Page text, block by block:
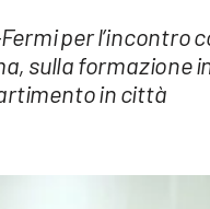
per l’incontro
sulla formazione
in città